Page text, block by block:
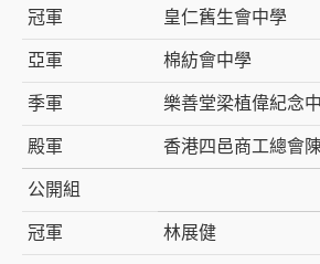
冠軍 皇仁舊生會中學
亞軍 棉紡會中學
季軍 樂善堂梁植偉紀念
殿軍 香港四邑商工總會
公開組
冠軍 林展健